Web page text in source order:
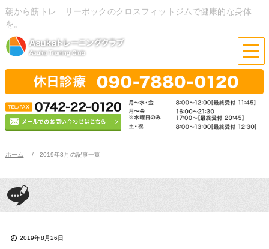
朝から筋トレ リーボックのクロスフィットジムで健康的な身体
を。
ホーム 2019年8月の記事一覧
2019年8月26日